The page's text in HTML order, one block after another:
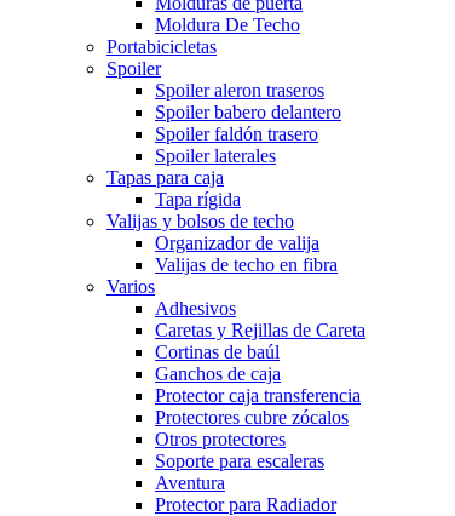
Moldura De Techo
Portabicicletas
Spoiler
Spoiler aleron traseros
Spoiler babero delantero
Spoiler faldón trasero
Spoiler laterales
Tapas para caja
Tapa rígida
Valijas y bolsos de techo
Organizador de valija
Valijas de techo en fibra
Varios
Adhesivos
Caretas y Rejillas de Careta
Cortinas de baúl
Ganchos de caja
Protector caja transferencia
Protectores cubre zócalos
Otros protectores
Soporte para escaleras
Aventura
Protector para Radiador